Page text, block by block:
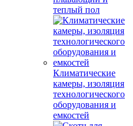
теплый пол
Климатические
камеры, изоляция
технологического
оборудования и
емкостей